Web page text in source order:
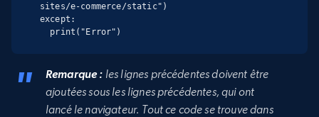
sites/e-commerce/static")
except:
  print("Error")
Remarque : les lignes précédentes doivent être
ajoutées sous les lignes précédentes, qui ont
lancé le navigateur. Tout ce code se trouve dans